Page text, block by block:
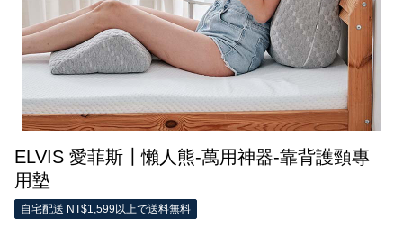
ELVIS 愛菲斯┃懶人熊-萬用神器-靠背護頸專
用墊
自宅配送 NT$1,599以上で送料無料